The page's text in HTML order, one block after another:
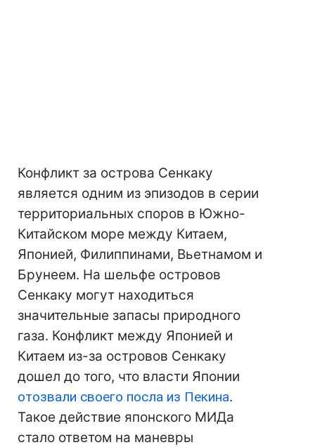
Конфликт за острова Сенкаку
является одним из эпизодов в серии
территориальных споров в Южно-
Китайском море между Китаем,
Японией, Филиппинами, Вьетнамом и
Брунеем. На шельфе островов
Сенкаку могут находиться
значительные запасы природного
газа. Конфликт между Японией и
Китаем из-за островов Сенкаку
дошел до того, что власти Японии
отозвали своего посла из Пекина.
Такое действие японского МИДа
стало ответом на маневры